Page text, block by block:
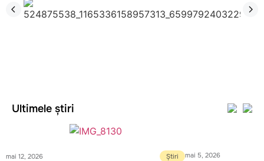
Ultimele știri
mai 12, 2026 Știri mai 5, 2026